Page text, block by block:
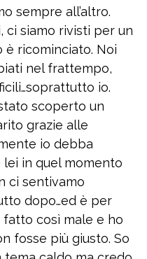
sempre all’altro.
ci siamo rivisti per un
ricominciato. Noi
nel frattempo,
io.
scoperto un
grazie alle
io debba
in quel momento
ci sentivamo
dopo…ed è per
così male e ho
fosse più giusto. So